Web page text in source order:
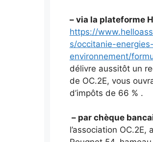
– via la plateforme
https://
s/occitanie-energies-
environnement/
délivre aussitôt un
de OC.2E, vous
d’impôts de 66 % .
– par chèque
l’association OC.2E,